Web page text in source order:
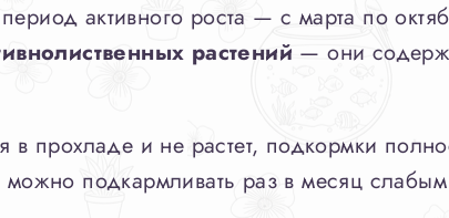
активного роста — с марта по
растений — они
прохладе и не растет, подкормки
подкармливать раз в месяц слабым